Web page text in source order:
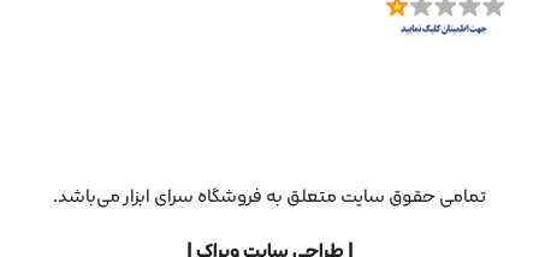
تمامی حقوق سایت متعلق به فروشگاه سرای ابزار می‌باشد.